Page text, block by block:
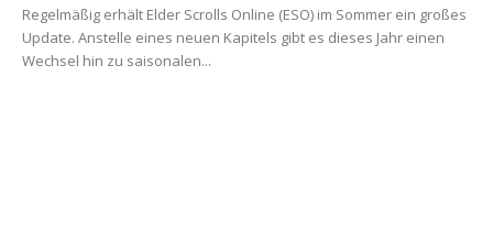
Regelmäßig erhält Elder Scrolls Online (ESO) im Sommer ein großes
Update. Anstelle eines neuen Kapitels gibt es dieses Jahr einen
Wechsel hin zu saisonalen...